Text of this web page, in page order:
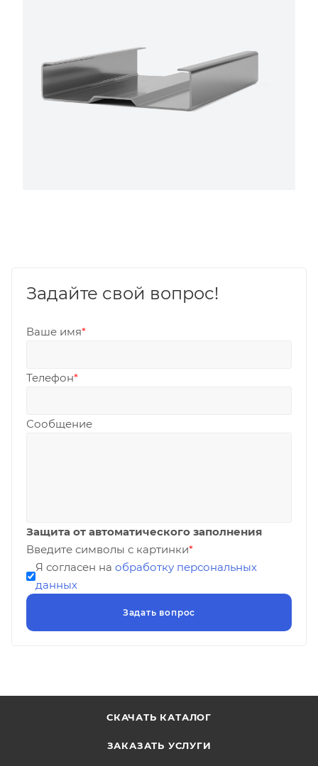
Задайте свой вопрос!
Ваше имя*
Телефон*
Сообщение
Защита от автоматического заполнения
Введите символы с картинки*
Я согласен на обработку персональных
данных
СКАЧАТЬ КАТАЛОГ
ЗАКАЗАТЬ УСЛУГИ